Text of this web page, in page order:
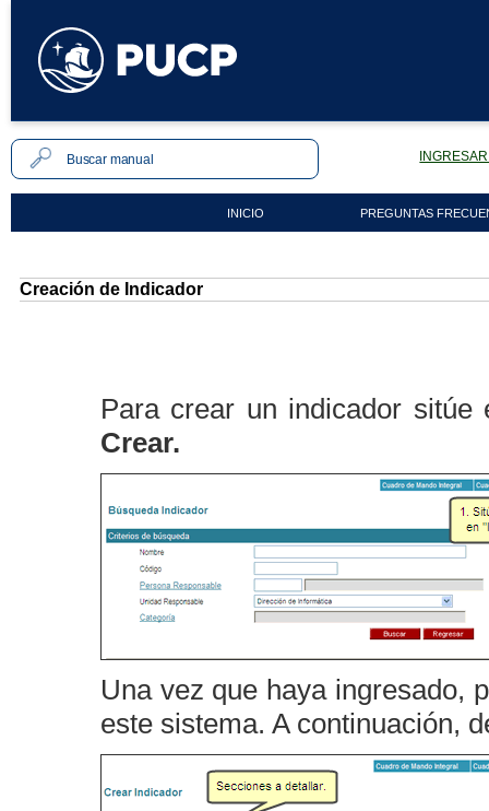
INICIO PREGUNTAS
Creación de Indicador
Para crear un indicador
Crear.
Una vez que haya ingresado,
este sistema. A continuación,